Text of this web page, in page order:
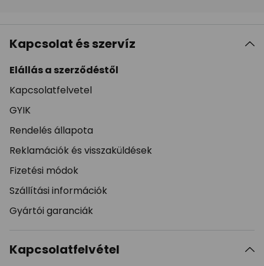
Kapcsolat és szervíz
Elállás a szerződéstől
Kapcsolatfelvetel
GYIK
Rendelés állapota
Reklamációk és visszaküldések
Fizetési módok
Szállítási információk
Gyártói garanciák
Kapcsolatfelvétel